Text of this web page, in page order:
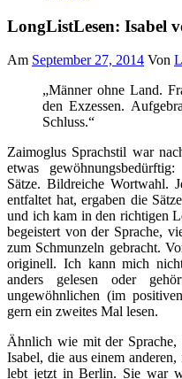
LongListLesen: Isabel
Am September 27, 2014 Von
„Männer ohne Land.
den Exzessen.
Schluss.“
Zaimoglus Sprachstil war
etwas
Sätze. Bildreiche Wortwahl.
entfaltet hat, ergaben die
und ich kam in den richtigen
begeistert von der Sprache,
zum Schmunzeln gebracht.
originell. Ich kann mich
anders gelesen oder
ungewöhnlichen (im
gern ein zweites Mal lesen.
Ähnlich wie mit der
Isabel, die aus einem
lebt jetzt in Berlin. Sie war